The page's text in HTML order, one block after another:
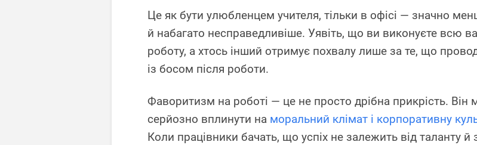
Це як бути улюбленцем учителя, тільки в офісі — значно
й набагато несправедливіше. Уявіть, що ви виконуєте всю
роботу, а хтось інший отримує похвалу лише за те, що
із босом після роботи.
Фаворитизм на роботі — це не просто дрібна прикрість. Він
серйозно вплинути на моральний клімат і корпоративну
Коли працівники бачать, що успіх не залежить від таланту й